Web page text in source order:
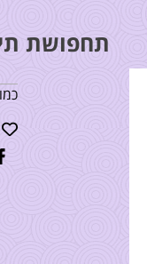
תחפושת